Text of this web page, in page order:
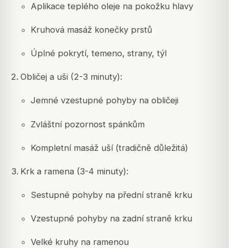
Aplikace teplého oleje na pokožku hlavy
Kruhová masáž konečky prstů
Úplné pokrytí, temeno, strany, týl
Obličej a uši (2-3 minuty):
Jemné vzestupné pohyby na obličeji
Zvláštní pozornost spánkům
Kompletní masáž uší (tradičně důležitá)
Krk a ramena (3-4 minuty):
Sestupné pohyby na přední straně krku
Vzestupné pohyby na zadní straně krku
Velké kruhy na ramenou